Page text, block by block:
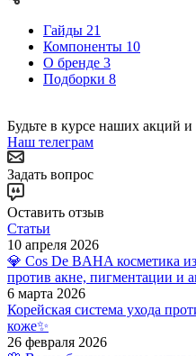
Гайды 21
Компоненты 10
О бренде 3
Подборки 8
Будьте в курсе наших акций и
Наш телеграм
Задать вопрос
Оставить отзыв
Статьи
10 апреля 2026
💎 Cos De BAHA косметика
против акне, пигментации и
6 марта 2026
Корейская система ухода
коже✨
26 февраля 2026